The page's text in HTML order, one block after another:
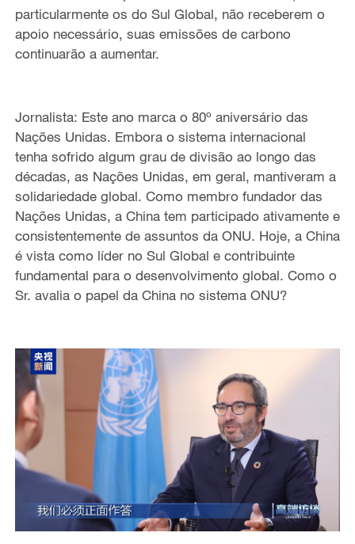
particularmente os do Sul Global, não receberem o
apoio necessário, suas emissões de carbono
continuarão a aumentar.
Jornalista: Este ano marca o 80º aniversário das
Nações Unidas. Embora o sistema internacional
tenha sofrido algum grau de divisão ao longo das
décadas, as Nações Unidas, em geral, mantiveram a
solidariedade global. Como membro fundador das
Nações Unidas, a China tem participado ativamente e
consistentemente de assuntos da ONU. Hoje, a China
é vista como líder no Sul Global e contribuinte
fundamental para o desenvolvimento global. Como o
Sr. avalia o papel da China no sistema ONU?